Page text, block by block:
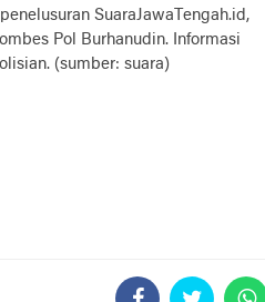
SuaraJawaTengah.id,
Pol Burhanudin. Informasi
(sumber: suara)